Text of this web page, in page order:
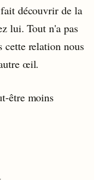
découvrir de la
lui. Tout n'a pas
cette relation nous
œil.
être moins